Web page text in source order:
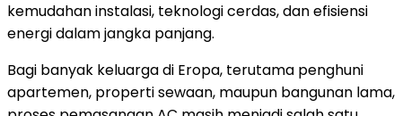
kemudahan instalasi, teknologi cerdas, dan efisiensi
energi dalam jangka panjang.
Bagi banyak keluarga di Eropa, terutama penghuni
apartemen, properti sewaan, maupun bangunan lama,